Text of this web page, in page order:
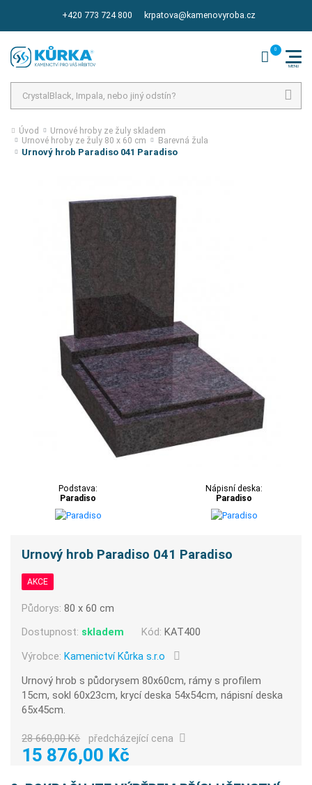
+420 773 724 800 krpatova@kamenovyroba.cz
Úvod
Urnové hroby ze žuly skladem
Urnové hroby ze žuly 80 x 60 cm
Barevná žula
Urnový hrob Paradiso 041 Paradiso
Podstava:
Paradiso
Nápisní deska:
Paradiso
Urnový hrob Paradiso 041 Paradiso
AKCE
Půdorys:80 x 60 cm
Dostupnost: skladem Kód: KAT400
Výrobce:Kamenictví Kůrka s.r.o
Urnový hrob s půdorysem 80x60cm, rámy s profilem
15cm, sokl 60x23cm, krycí deska 54x54cm, nápisní deska
65x45cm.
28 660,00 Kč předcházející cena
15 876,00 Kč